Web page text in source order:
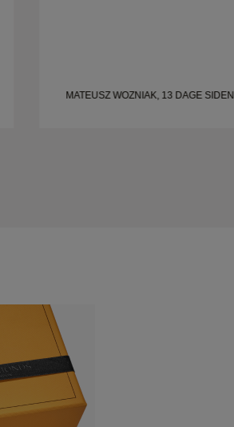
MATEUSZ WOZNIAK, 13 DAGE SIDEN